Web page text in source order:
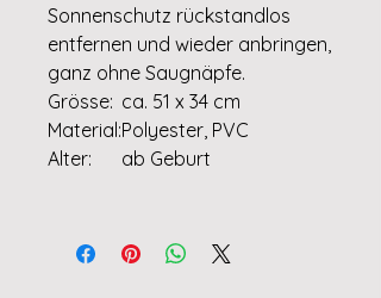
Sonnenschutz rückstandlos
entfernen und wieder anbringen,
ganz ohne Saugnäpfe.
Grösse: ca. 51 x 34 cm
Material:Polyester, PVC
Alter:
ab Geburt